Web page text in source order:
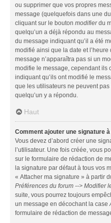
ou supprimer que vos propres
message (quelquefois dans une
cliquant sur le bouton modifierdu
quelqu’un a déjà répondu au
du message indiquant qu’il a été
modifié ainsi que la date et
message n’apparaîtra pas si un
modifie le message, cependant ils
indiquant qu’ils ont modifié le
que les utilisateurs ne peuvent
quelqu’un y a répondu.
Haut
Comment ajouter une signature
Vous devez d’abord créer une
l’utilisateur. Une fois créée, vous
sur le formulaire de rédaction de
la signature par défaut à tous vos
« Attacher ma signature » à partir
Préférences du forum --> Modifier
suite, vous pourrez toujours
un message en décochant la case
formulaire de rédaction de